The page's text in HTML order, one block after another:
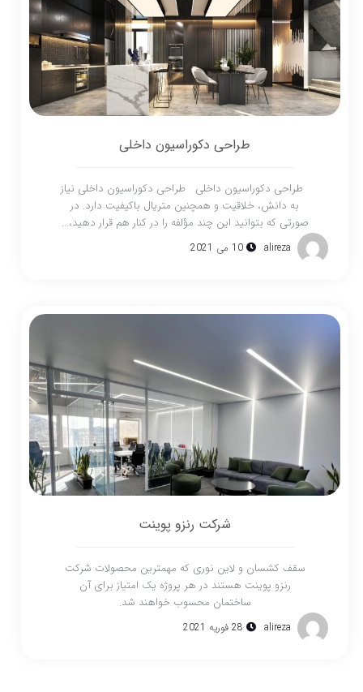
طراحی دکوراسیون داخلی
طراحی دکوراسیون داخلی طراحی دکوراسیون داخلی نیاز
به دانش، خلاقیت و همچنین متریال باکیفیت دارد. در
صورتی که بتوانید این چند مؤلفه را در کنار هم قرار دهید،...
alireza 10 می 2021
شرکت رنزو پوینت
سقف کشسان و لاین نوری که مهمترین محصولات شرکت
رنزو پوینت هستند در هر پروژه یک امتیاز برای آن
ساختمان محسوب خواهند شد.
alireza 28 فوریه 2021